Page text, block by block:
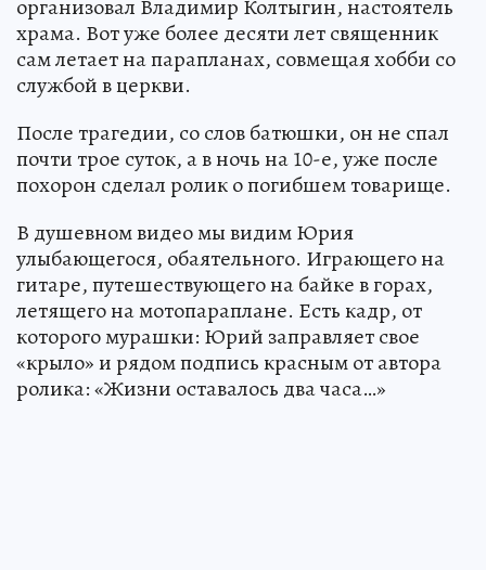
организовал Владимир Колтыгин, настоятель
храма. Вот уже более десяти лет священник
сам летает на парапланах, совмещая хобби со
службой в церкви.
После трагедии, со слов батюшки, он не спал
почти трое суток, а в ночь на 10-е, уже после
похорон сделал ролик о погибшем товарище.
В душевном видео мы видим Юрия
улыбающегося, обаятельного. Играющего на
гитаре, путешествующего на байке в горах,
летящего на мотопараплане. Есть кадр, от
которого мурашки: Юрий заправляет свое
«крыло» и рядом подпись красным от автора
ролика: «Жизни оставалось два часа…»